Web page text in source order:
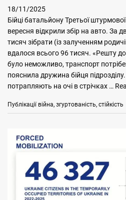
18/11/2025
Бійці батальйону Третьої
вересня відкрили збір на авто. За
тисяч зібрати (із залученням
вдалося всього 96 тисяч. «Решту
було неможливо, транспорт
пояснила дружина бійця
потрапляють на очі в стрічках …
Categories
Публікації Tags
війна, згуртованість, стійкість